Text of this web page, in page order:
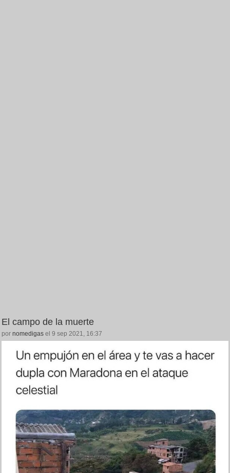
El campo de la muerte
por nomedigas el 9 sep 2021, 16:37